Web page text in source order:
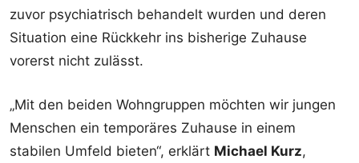
zuvor psychiatrisch behandelt wurden und deren
Situation eine Rückkehr ins bisherige Zuhause
vorerst nicht zulässt.
„Mit den beiden Wohngruppen möchten wir jungen
Menschen ein temporäres Zuhause in einem
stabilen Umfeld bieten“, erklärt Michael Kurz,